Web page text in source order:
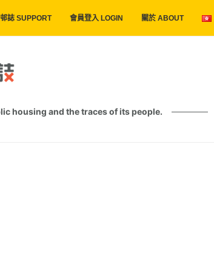
誌 SUPPORT 會員登入 LOGIN 關於 ABOUT
housing and the traces of its people.